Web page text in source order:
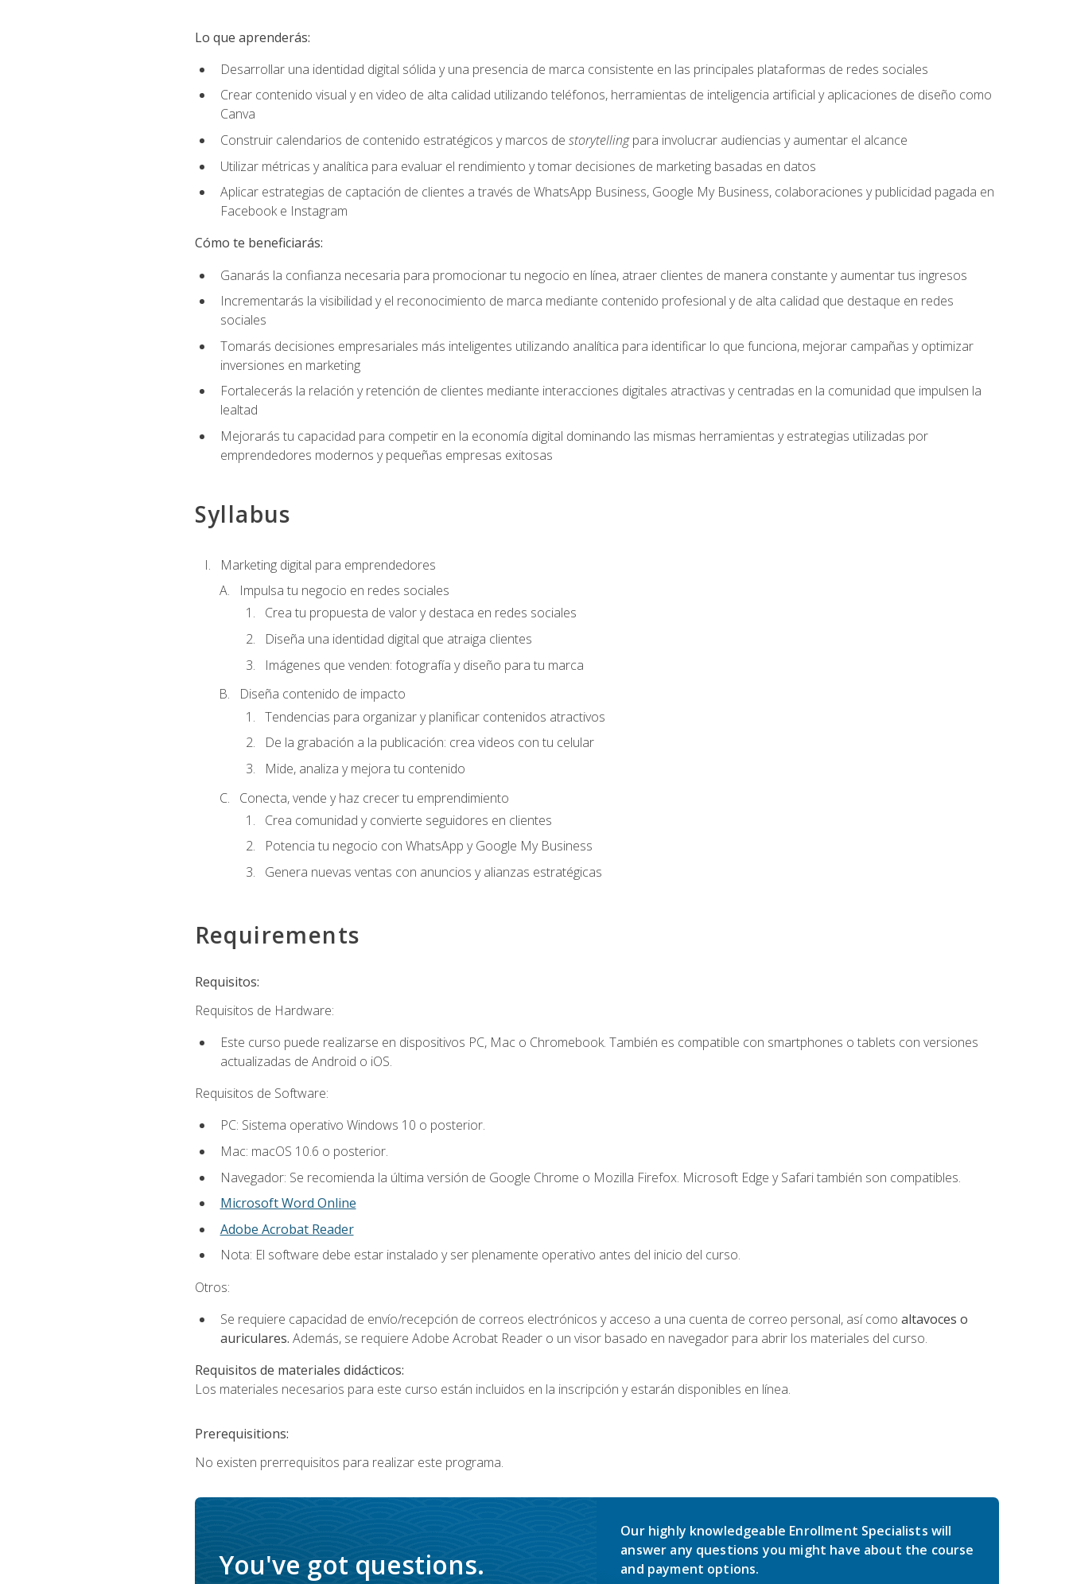
Lo que aprenderás:
Desarrollar una identidad digital sólida y una presencia de marca consistente en las principales plataformas de redes sociales
Crear contenido visual y en video de alta calidad utilizando teléfonos, herramientas de inteligencia artificial y aplicaciones de diseño como
Canva
Construir calendarios de contenido estratégicos y marcos de storytellingpara involucrar audiencias y aumentar el alcance
Utilizar métricas y analítica para evaluar el rendimiento y tomar decisiones de marketing basadas en datos
Aplicar estrategias de captación de clientes a través de WhatsApp Business, Google My Business, colaboraciones y publicidad pagada en
Facebook e Instagram
Cómo te beneficiarás:
Ganarás la confianza necesaria para promocionar tu negocio en línea, atraer clientes de manera constante y aumentar tus ingresos
Incrementarás la visibilidad y el reconocimiento de marca mediante contenido profesional y de alta calidad que destaque en redes
sociales
Tomarás decisiones empresariales más inteligentes utilizando analítica para identificar lo que funciona, mejorar campañas y optimizar
inversiones en marketing
Fortalecerás la relación y retención de clientes mediante interacciones digitales atractivas y centradas en la comunidad que impulsen la
lealtad
Mejorarás tu capacidad para competir en la economía digital dominando las mismas herramientas y estrategias utilizadas por
emprendedores modernos y pequeñas empresas exitosas
Syllabus
Marketing digital para emprendedores
Impulsa tu negocio en redes sociales
Crea tu propuesta de valor y destaca en redes sociales
Diseña una identidad digital que atraiga clientes
Imágenes que venden: fotografía y diseño para tu marca
Diseña contenido de impacto
Tendencias para organizar y planificar contenidos atractivos
De la grabación a la publicación: crea videos con tu celular
Mide, analiza y mejora tu contenido
Conecta, vende y haz crecer tu emprendimiento
Crea comunidad y convierte seguidores en clientes
Potencia tu negocio con WhatsApp y Google My Business
Genera nuevas ventas con anuncios y alianzas estratégicas
Requirements
Requisitos:
Requisitos de Hardware:
Este curso puede realizarse en dispositivos PC, Mac o Chromebook. También es compatible con smartphones o tablets con versiones
actualizadas de Android o iOS.
Requisitos de Software:
PC: Sistema operativo Windows 10 o posterior.
Mac: macOS 10.6 o posterior.
Navegador: Se recomienda la última versión de Google Chrome o Mozilla Firefox. Microsoft Edge y Safari también son compatibles.
Microsoft Word Online
Adobe Acrobat Reader
Nota: El software debe estar instalado y ser plenamente operativo antes del inicio del curso.
Otros:
Se requiere capacidad de envío/recepción de correos electrónicos y acceso a una cuenta de correo personal, así como altavoces o
auriculares. Además, se requiere Adobe Acrobat Reader o un visor basado en navegador para abrir los materiales del curso.
Requisitos de materiales didácticos:
Los materiales necesarios para este curso están incluidos en la inscripción y estarán disponibles en línea.
Prerequisitions:
No existen prerrequisitos para realizar este programa.
You've got questions.
Our highly knowledgeable Enrollment Specialists will
answer any questions you might have about the course
and payment options.